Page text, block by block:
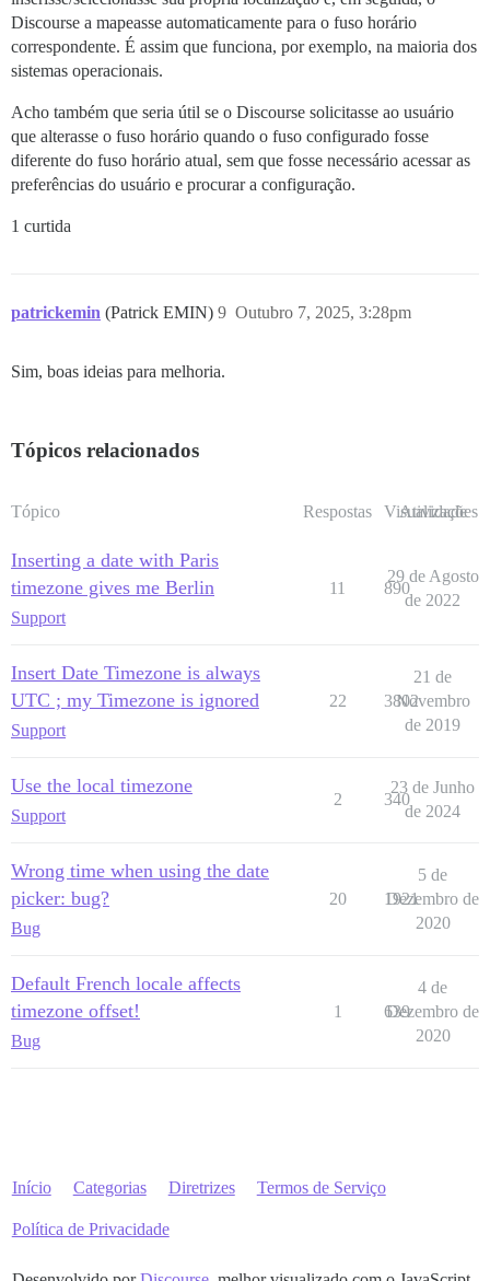
Discourse a mapeasse automaticamente para o fuso horário
correspondente. É assim que funciona, por exemplo, na maioria dos
sistemas operacionais.
Acho também que seria útil se o Discourse solicitasse ao usuário
que alterasse o fuso horário quando o fuso configurado fosse
diferente do fuso horário atual, sem que fosse necessário acessar as
preferências do usuário e procurar a configuração.
1 curtida
patrickemin (Patrick EMIN) Outubro 7, 2025, 3:28pm
9
Sim, boas ideias para melhoria.
Tópicos relacionados
Tópico Respostas Visualizações
Atividade
Inserting a date with Paris
timezone gives me Berlin
Support
11 890
29 de Agosto
de 2022
Insert Date Timezone is always
UTC ; my Timezone is ignored
Support
22 3802
21 de
Novembro
de 2019
Use the local timezone
Support
2 340
23 de Junho
de 2024
Wrong time when using the date
picker: bug?
Bug
20 1921
5 de
Dezembro de
2020
Default French locale affects
timezone offset!
Bug
1 639
4 de
Dezembro de
2020
Início Categorias Diretrizes Termos de Serviço
Política de Privacidade